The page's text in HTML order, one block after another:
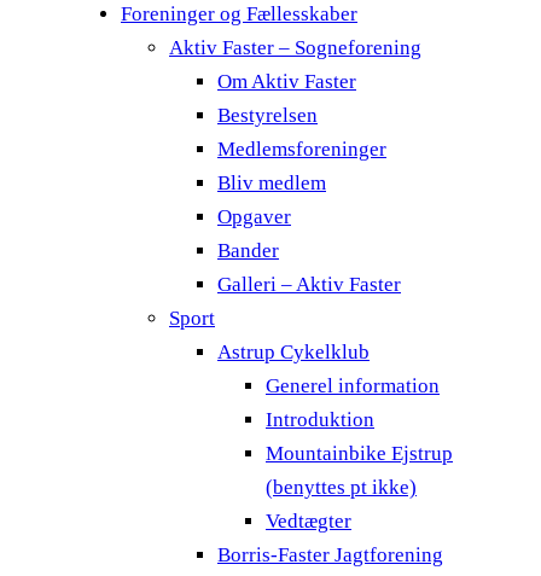
Foreninger og Fællesskaber
Aktiv Faster – Sogneforening
Om Aktiv Faster
Bestyrelsen
Medlemsforeninger
Bliv medlem
Opgaver
Bander
Galleri – Aktiv Faster
Sport
Astrup Cykelklub
Generel information
Introduktion
Mountainbike Ejstrup
(benyttes pt ikke)
Vedtægter
Borris-Faster Jagtforening